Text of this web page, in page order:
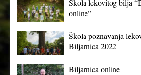
Škola lekovitog bilja
online”
Škola poznavanja
Biljarnica 2022
Biljarnica online